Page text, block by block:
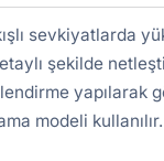
sevkiyatlarda
şekilde
modeli